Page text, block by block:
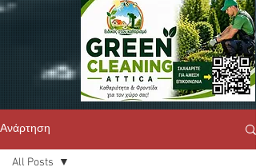
Ανάρτηση
All Posts